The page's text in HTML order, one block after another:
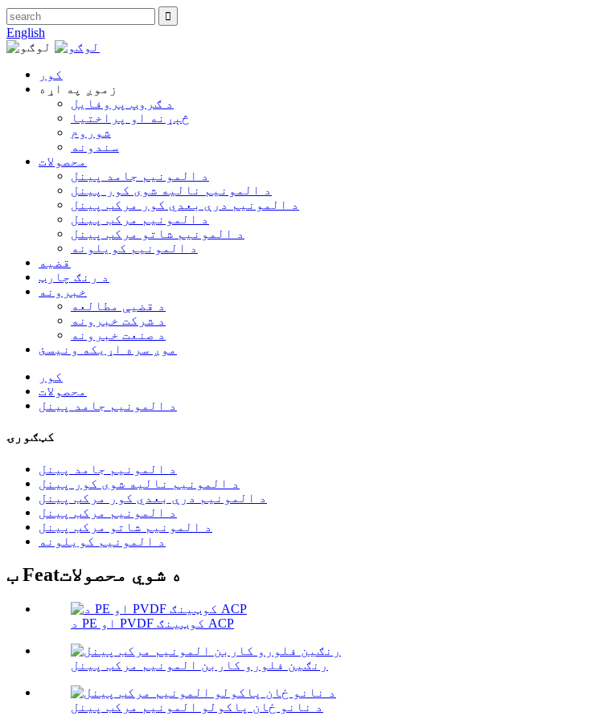
English
کور
زموږ په اړه
د ګروپ پروفایل
څېړنه او پراختیا
شوروم
سندونه
محصولات
د المونیم جامد پینل
د المونیم نالیه شوی کور پینل
د المونیم درې بعدي کور مرکب پینل
د المونیم مرکب پینل
د المونیم شاتو مرکب پینل
د المونیم کویلونه
قضیه
د رنګ چارټ
خبرونه
د قضیې مطالعه
د شرکت خبرونه
د صنعت خبرونه
موږ سره اړیکه ونیسئ
کور
محصولات
د المونیم جامد پینل
کټګورۍ
د المونیم جامد پینل
د المونیم نالیه شوی کور پینل
د المونیم درې بعدي کور مرکب پینل
د المونیم مرکب پینل
د المونیم شاتو مرکب پینل
د المونیم کویلونه
ب Featه شوي محصولات
د PE او PVDF کوټینګ ACP
رنګین فلورو کاربن المونیم مرکب پینل
د نانو ځان پاکولو المونیم مرکب پینل